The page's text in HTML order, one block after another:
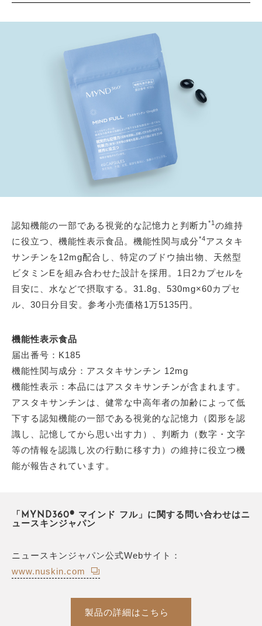
認知機能の一部である視覚的な記憶力と判断力 *1 の維持
に役立つ、機能性表示食品。機能性関与成分*4アスタキ
サンチンを12mg配合し、特定のブドウ抽出物、天然型
ビタミンEを組み合わせた設計を採用。1日2カプセルを
目安に、水などで摂取する。31.8g、530mg×60カプセ
ル、30日分目安。参考小売価格1万5135円。
機能性表示食品
届出番号：K185
機能性関与成分：アスタキサンチン 12mg
機能性表示：本品にはアスタキサンチンが含まれます。
アスタキサンチンは、健常な中高年者の加齢によって低
下する認知機能の一部である視覚的な記憶力（図形を認
識し、記憶してから思い出す力）、判断力（数字・文字
等の情報を認識し次の行動に移す力）の維持に役立つ機
能が報告されています。
「MYND360® マインド フル」に関する問い合わせはニ
ュースキンジャパン
ニュースキンジャパン公式Webサイト：
www.nuskin.com
製品の詳細はこちら